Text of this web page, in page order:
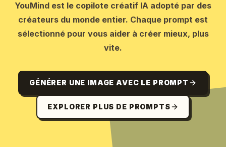
YouMind est le copilote créatif IA adopté par des
créateurs du monde entier. Chaque prompt est
sélectionné pour vous aider à créer mieux, plus
vite.
GÉNÉRER UNE IMAGE AVEC LE PROMPT
EXPLORER PLUS DE PROMPTS